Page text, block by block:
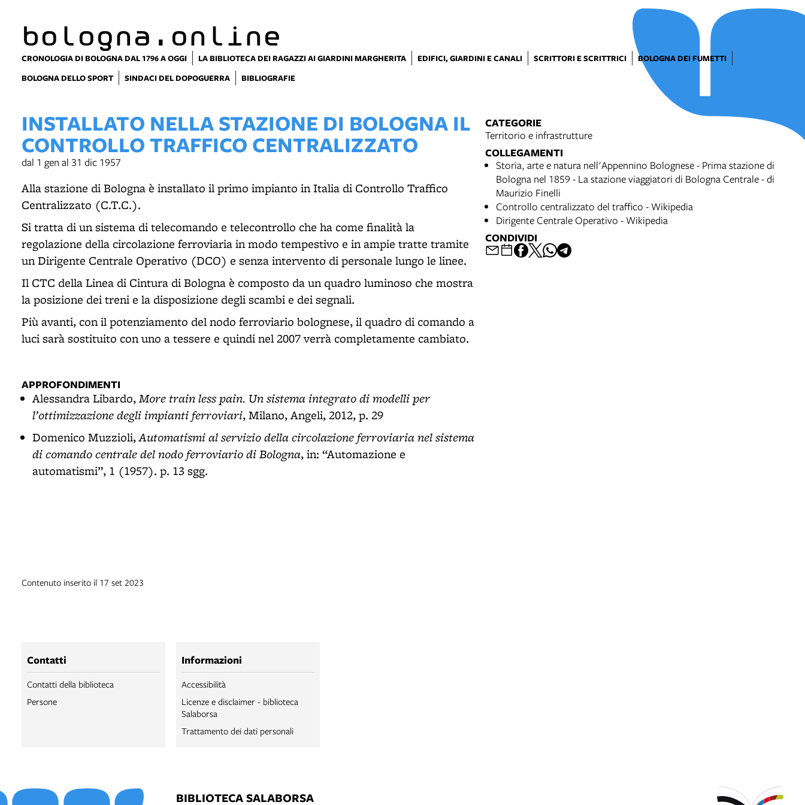
bologna.online
CRONOLOGIA DI BOLOGNA DAL 1796 A OGGI LA BIBLIOTECA DEI RAGAZZI AI GIARDINI MARGHERITA EDIFICI, GIARDINI E CANALI SCRITTORI E SCRITTRICI
BOLOGNA DEI FUMETTI
BOLOGNA DELLO SPORT
SINDACI DEL DOPOGUERRA BIBLIOGRAFIE
INSTALLATO NELLA STAZIONE DI BOLOGNA IL
CONTROLLO TRAFFICO CENTRALIZZATO
dal 1 gen al 31 dic 1957
Alla stazione di Bologna è installato il primo impianto in Italia di Controllo Traffico
Centralizzato (C.T.C.).
Si tratta di un sistema di telecomando e telecontrollo che ha come finalità la
regolazione della circolazione ferroviaria in modo tempestivo e in ampie tratte tramite
un Dirigente Centrale Operativo (DCO) e senza intervento di personale lungo le linee.
Il CTC della Linea di Cintura di Bologna è composto da un quadro luminoso che mostra
la posizione dei treni e la disposizione degli scambi e dei segnali.
Più avanti, con il potenziamento del nodo ferroviario bolognese, il quadro di comando a
luci sarà sostituito con uno a tessere e quindi nel 2007 verrà completamente cambiato.
APPROFONDIMENTI
Alessandra Libardo,More train less pain. Un sistema integrato di modelli per
l’ottimizzazione degli impianti ferroviari, Milano, Angeli, 2012, p. 29
Domenico Muzzioli,Automatismi al servizio della circolazione ferroviaria nel sistema
di comando centrale del nodo ferroviario di Bologna, in: “Automazione e
automatismi”, 1 (1957). p. 13 sgg.
CATEGORIE
Territorio e infrastrutture
COLLEGAMENTI
Storia, arte e natura nell'Appennino Bolognese - Prima stazione di
Bologna nel 1859 - La stazione viaggiatori di Bologna Centrale - di
Maurizio Finelli
Controllo centralizzato del traffico - Wikipedia
Dirigente Centrale Operativo - Wikipedia
CONDIVIDI
Contenuto inserito il 17 set 2023
Contatti
Contatti della biblioteca
Persone
Informazioni
Accessibilità
Licenze e disclaimer - biblioteca
Salaborsa
Trattamento dei dati personali
BIBLIOTECA SALABORSA